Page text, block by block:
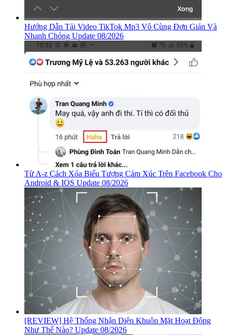
Hướng Dẫn Tải Video TikTok Mp3 Vô Cùng Đơn Giản Và
Nhanh Chóng Update 08/2026
Từ A-z Cách Xóa Biểu Tượng Cảm Xúc Trên Facebook Cho
Android & IOS Update 08/2026
[REVIEW] Hệ Thống Nhận Diện Khuôn Mặt Hoạt Động
Như Thế Nào? Update 08/2026